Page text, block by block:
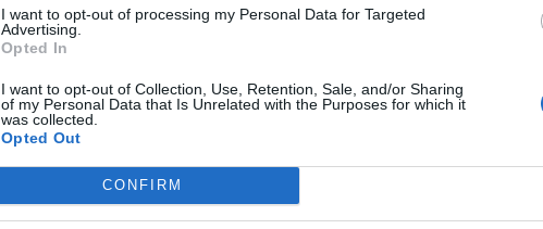
I want to opt-out of processing my Personal Data for Targeted
Advertising.
Opted In
I want to opt-out of Collection, Use, Retention, Sale, and/or Sharing
of my Personal Data that Is Unrelated with the Purposes for which it
was collected.
Opted Out
CONFIRM
passersystem
Rospiggarna